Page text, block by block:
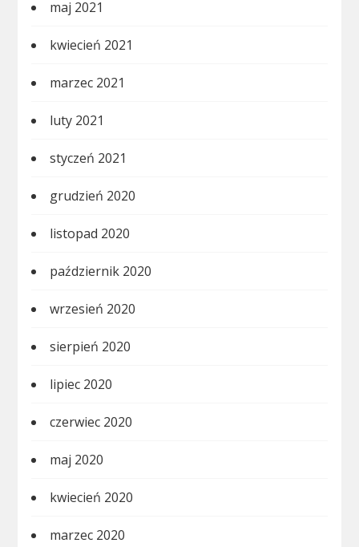
maj 2021
kwiecień 2021
marzec 2021
luty 2021
styczeń 2021
grudzień 2020
listopad 2020
październik 2020
wrzesień 2020
sierpień 2020
lipiec 2020
czerwiec 2020
maj 2020
kwiecień 2020
marzec 2020